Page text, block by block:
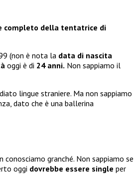
completo della tentatrice di
(non è nota la data di nascita
oggi è di 24 anni. Non sappiamo il
lingue straniere. Ma non sappiamo
dato che è una ballerina
conosciamo granché. Non sappiamo se
oggi dovrebbe essere single per